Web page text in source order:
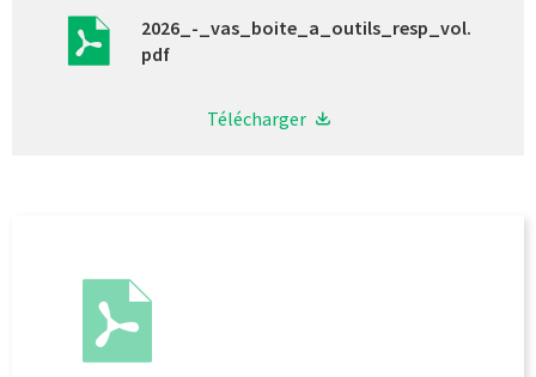
2026_-_vas_boite_a_outils_resp_vol.
pdf
Télécharger